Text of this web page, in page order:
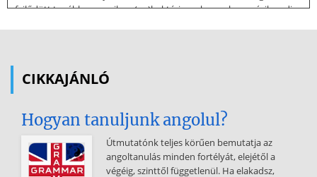
fejlődött tovább, az egyik az (eu)baktériumok vonala, a másik pedig
szereplői fossziliák 3,5 milliárd évvel ezelőtt Csoportjaik -
Archaebacter (ősbaktériumok) - Eubacteria (valódi baktériumok)
Törzsfa: rRNS szekvencia alapján A bakteriális sejt általános
jellemzése • általában egysejtű élőlények, •A legtöbbjük
peptidoglükán tartalmú sejtfallal rendelkezik, •Általában
CIKKAJÁNLÓ
Hogyan tanuljunk angolul?
Útmutatónk teljes körűen bemutatja az
angoltanulás minden fortélyát, elejétől a
végéig, szinttől függetlenül. Ha elakadsz,